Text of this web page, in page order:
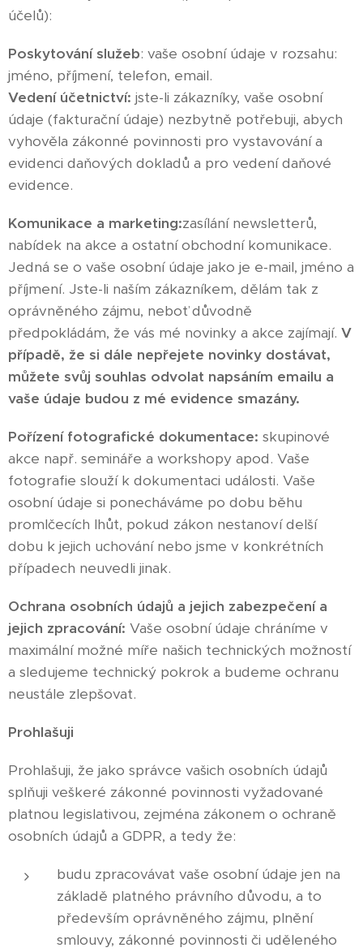
účelů):
Poskytování služeb: vaše osobní údaje v rozsahu:
jméno, příjmení, telefon, email.
Vedení účetnictví: jste-li zákazníky, vaše osobní
údaje (fakturační údaje) nezbytně potřebuji, abych
vyhověla zákonné povinnosti pro vystavování a
evidenci daňových dokladů a pro vedení daňové
evidence.
Komunikace a marketing:zasílání newsletterů,
nabídek na akce a ostatní obchodní komunikace.
Jedná se o vaše osobní údaje jako je e-mail, jméno a
příjmení. Jste-li naším zákazníkem, dělám tak z
oprávněného zájmu, neboť důvodně
předpokládám, že vás mé novinky a akce zajímají. V
případě, že si dále nepřejete novinky dostávat,
můžete svůj souhlas odvolat napsáním emailu a
vaše údaje budou z mé evidence smazány.
Pořízení fotografické dokumentace: skupinové
akce např. semináře a workshopy apod. Vaše
fotografie slouží k dokumentaci události. Vaše
osobní údaje si ponecháváme po dobu běhu
promlčecích lhůt, pokud zákon nestanoví delší
dobu k jejich uchování nebo jsme v konkrétních
případech neuvedli jinak.
Ochrana osobních údajů a jejich zabezpečení a
jejich zpracování: Vaše osobní údaje chráníme v
maximální možné míře našich technických možností
a sledujeme technický pokrok a budeme ochranu
neustále zlepšovat.
Prohlašuji
Prohlašuji, že jako správce vašich osobních údajů
splňuji veškeré zákonné povinnosti vyžadované
platnou legislativou, zejména zákonem o ochraně
osobních údajů a GDPR, a tedy že:
budu zpracovávat vaše osobní údaje jen na
základě platného právního důvodu, a to
především oprávněného zájmu, plnění
smlouvy, zákonné povinnosti či uděleného